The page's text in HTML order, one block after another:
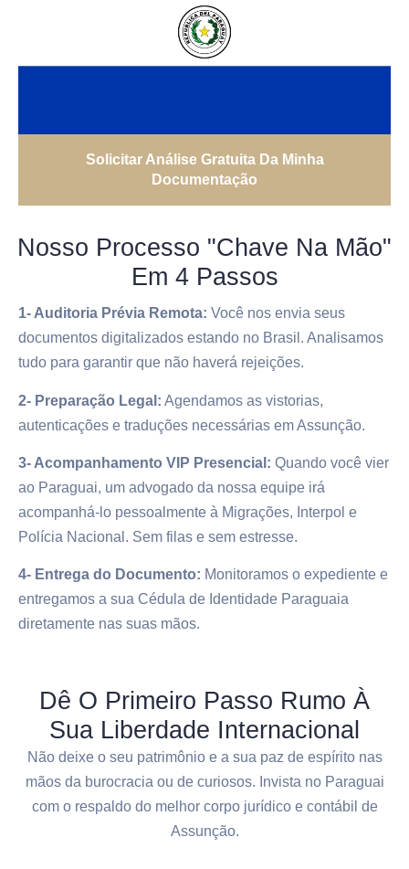
Solicitar Análise Gratuita Da Minha
Documentação
Nosso Processo "Chave Na Mão"
Em 4 Passos
1- Auditoria Prévia Remota: Você nos envia seus
documentos digitalizados estando no Brasil. Analisamos
tudo para garantir que não haverá rejeições.
2- Preparação Legal: Agendamos as vistorias,
autenticações e traduções necessárias em Assunção.
3- Acompanhamento VIP Presencial: Quando você vier
ao Paraguai, um advogado da nossa equipe irá
acompanhá-lo pessoalmente à Migrações, Interpol e
Polícia Nacional. Sem filas e sem estresse.
4- Entrega do Documento: Monitoramos o expediente e
entregamos a sua Cédula de Identidade Paraguaia
diretamente nas suas mãos.
Dê O Primeiro Passo Rumo À
Sua Liberdade Internacional
Não deixe o seu patrimônio e a sua paz de espírito nas
mãos da burocracia ou de curiosos. Invista no Paraguai
com o respaldo do melhor corpo jurídico e contábil de
Assunção.